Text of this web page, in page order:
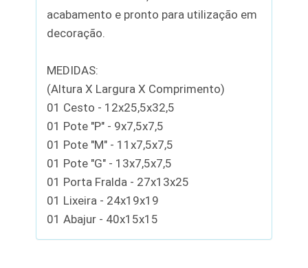
acabamento e pronto para utilização em
decoração.
MEDIDAS:
(Altura X Largura X Comprimento)
01 Cesto - 12x25,5x32,5
01 Pote "P" - 9x7,5x7,5
01 Pote "M" - 11x7,5x7,5
01 Pote "G" - 13x7,5x7,5
01 Porta Fralda - 27x13x25
01 Lixeira - 24x19x19
01 Abajur - 40x15x15